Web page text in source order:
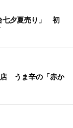
七夕夏売り」 初
店 うま辛の「赤か